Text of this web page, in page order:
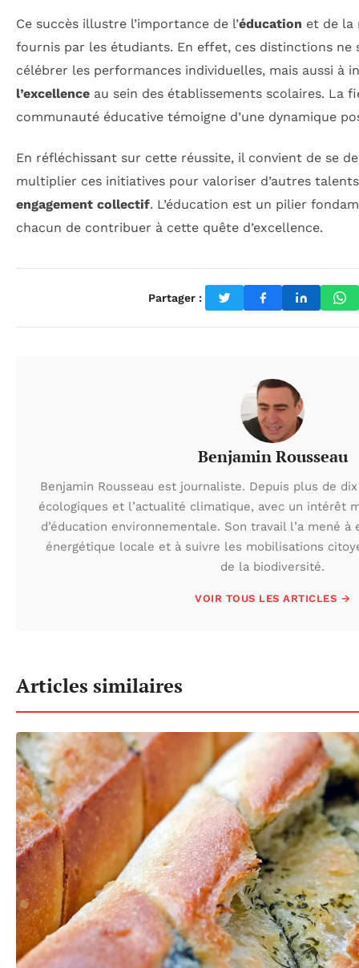
Ce succès illustre l’importance de l’éducation et de la
fournis par les étudiants. En effet, ces distinctions ne
célébrer les performances individuelles, mais aussi à
l’excellence au sein des établissements scolaires. La
communauté éducative témoigne d’une dynamique
En réfléchissant sur cette réussite, il convient de se
multiplier ces initiatives pour valoriser d’autres
engagement collectif. L’éducation est un pilier
chacun de contribuer à cette quête d’excellence.
Partager :
Benjamin Rousseau
Benjamin Rousseau est journaliste. Depuis plus de
écologiques et l’actualité climatique, avec un intérêt
d’éducation environnementale. Son travail l’a mené
énergétique locale et à suivre les mobilisations
de la biodiversité.
VOIR TOUS LES ARTICLES →
Articles similaires